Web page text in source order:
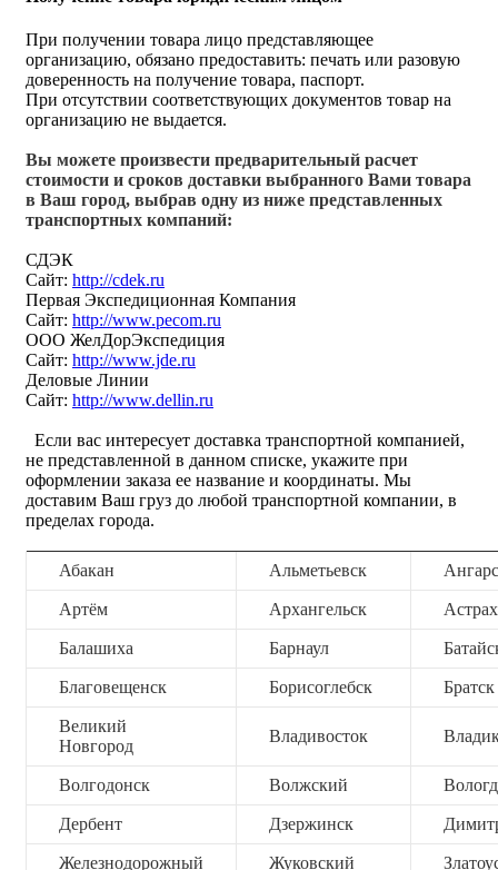
При получении товара лицо представляющее
организацию, обязано предоставить: печать или разовую
доверенность на получение товара, паспорт.
При отсутствии соответствующих документов товар на
организацию не выдается.
Вы можете произвести предварительный расчет
стоимости и сроков доставки выбранного Вами товара
в Ваш город, выбрав одну из ниже представленных
транспортных компаний:
СДЭК
Сайт: http://cdek.ru
Первая Экспедиционная Компания
Сайт: http://www.pecom.ru
ООО ЖелДорЭкспедиция
Сайт: http://www.jde.ru
Деловые Линии
Сайт: http://www.dellin.ru
Если вас интересует доставка транспортной компанией,
не представленной в данном списке, укажите при
оформлении заказа ее название и координаты. Мы
доставим Ваш груз до любой транспортной компании, в
пределах города.
Абакан Альметьевск
Артём Архангельск
Балашиха Барнаул
Благовещенск Борисоглебск Братск
Великий
Новгород
Владивосток
Волгодонск Волжский
Дербент Дзержинск
Железнодорожный Жуковский